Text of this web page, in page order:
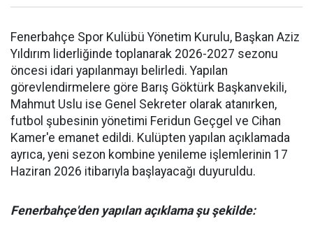
Fenerbahçe Spor Kulübü Yönetim Kurulu, Başkan Aziz
Yıldırım liderliğinde toplanarak 2026-2027 sezonu
öncesi idari yapılanmayı belirledi. Yapılan
görevlendirmelere göre Barış Göktürk Başkanvekili,
Mahmut Uslu ise Genel Sekreter olarak atanırken,
futbol şubesinin yönetimi Feridun Geçgel ve Cihan
Kamer'e emanet edildi. Kulüpten yapılan açıklamada
ayrıca, yeni sezon kombine yenileme işlemlerinin 17
Haziran 2026 itibarıyla başlayacağı duyuruldu.
Fenerbahçe'den yapılan açıklama şu şekilde: